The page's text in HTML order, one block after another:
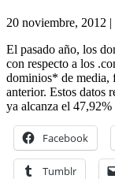
20 noviembre, 2012 |
El pasado año, los
con respecto a los
dominios* de media,
anterior. Estos datos
ya alcanza el
Facebook
Tumblr